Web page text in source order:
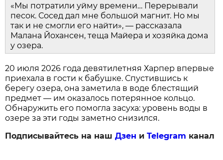
«Мы потратили уйму времени… Перерывали
песок. Сосед дал мне большой магнит. Но мы
так и не смогли его найти», — рассказала
Малана Йохансен, теща Майера и хозяйка дома
у озера.
20 июля 2026 года девятилетняя Харпер впервые
приехала в гости к бабушке. Спустившись к
берегу озера, она заметила в воде блестящий
предмет — им оказалось потерянное кольцо.
Обнаружить его помогла засуха: уровень воды в
озере за эти годы заметно снизился.
Подписывайтесь на нашДзен иTelegram канал